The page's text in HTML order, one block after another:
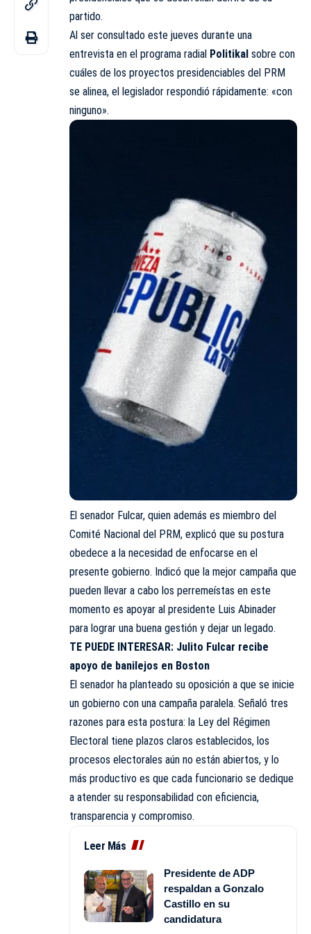
partido.
Al ser consultado este jueves durante una
entrevista en el programa radial Politikal sobre con
cuáles de los proyectos presidenciables del PRM
se alinea, el legislador respondió rápidamente: «con
ninguno».
El senador Fulcar, quien además es miembro del
Comité Nacional del PRM, explicó que su postura
obedece a la necesidad de enfocarse en el
presente gobierno. Indicó que la mejor campaña que
pueden llevar a cabo los perremeístas en este
momento es apoyar al presidente Luis Abinader
para lograr una buena gestión y dejar un legado.
TE PUEDE INTERESAR: Julito Fulcar recibe
apoyo de banilejos en Boston
El senador ha planteado su oposición a que se inicie
un gobierno con una campaña paralela. Señaló tres
razones para esta postura: la Ley del Régimen
Electoral tiene plazos claros establecidos, los
procesos electorales aún no están abiertos, y lo
más productivo es que cada funcionario se dedique
a atender su responsabilidad con eficiencia,
transparencia y compromiso.
Leer Más
Presidente de ADP
respaldan a Gonzalo
Castillo en su
candidatura